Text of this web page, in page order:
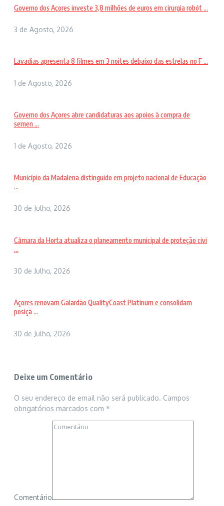
Governo dos Açores investe 3,8 milhões de euros em cirurgia robót ...
3 de Agosto, 2026
Lavadias apresenta 8 filmes em 3 noites debaixo das estrelas no F ...
1 de Agosto, 2026
Governo dos Açores abre candidaturas aos apoios à compra de
semen ...
1 de Agosto, 2026
Município da Madalena distinguido em projeto nacional de Educação
...
30 de Julho, 2026
Câmara da Horta atualiza o planeamento municipal de proteção civi
...
30 de Julho, 2026
Açores renovam Galardão QualityCoast Platinum e consolidam
posiçã ...
30 de Julho, 2026
Deixe um Comentário
O seu endereço de email não será publicado. Campos
obrigatórios marcados com *
Comentário